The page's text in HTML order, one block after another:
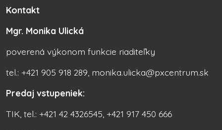
Kontakt
Mgr. Monika Ulická
poverená výkonom funkcie riaditeľky
tel.: +421 905 918 289, monika.ulicka@pxcentrum.sk
Predaj vstupeniek:
TIK, tel.: +421 42 4326545, +421 917 450 666